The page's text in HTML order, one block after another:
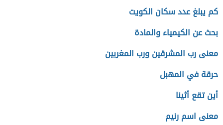
كم يبلغ عدد سكان الكويت
بحث عن الكيمياء والمادة
معنى رب المشرقين ورب المغربين
حرقة في المهبل
أين تقع أثينا
معنى اسم رنيم